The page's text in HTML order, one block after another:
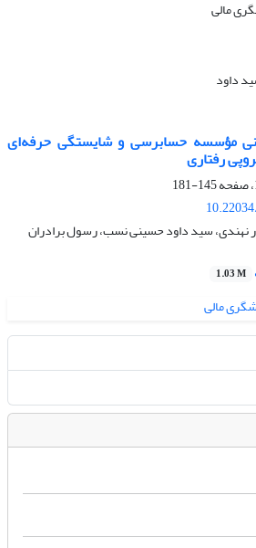
داود
مؤسسه حسابرسی و شایستگی حرفه‌ای
رفتاری
145-181
نهندی، سید داود حسینی نسب، رسول برادران
1.03 M